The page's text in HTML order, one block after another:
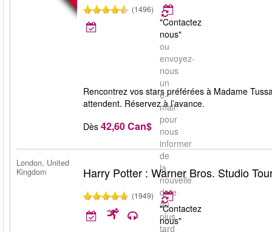
(1496)
"Contactez
nous"
ou
envoyez-
nous
un
e-
mail
pour
nous
informer
de
la
nouvelle
date
au
plus
tard
Rencontrez vos stars préférées à Madame
attendent. Réservez à l’avance.
Dès 42,60 Can$
London, United
Kingdom
Harry Potter : Warner Bros. Studio
(1949)
"Contactez
nous"